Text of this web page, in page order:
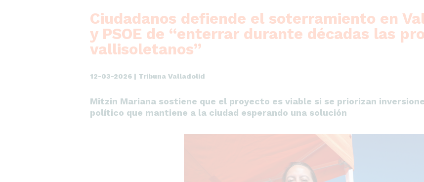
Ciudadanos defiende el soterramiento en
y PSOE de “enterrar durante décadas las
vallisoletanos”
12-03-2026 | Tribuna Valladolid
Mitzin Mariana sostiene que el proyecto es viable si se priorizan
político que mantiene a la ciudad esperando una solución